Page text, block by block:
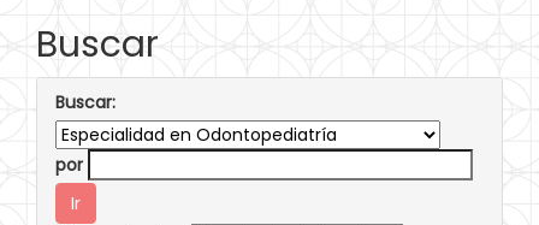
Buscar
Buscar:
por